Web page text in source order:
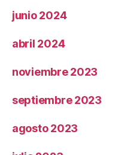
junio 2024
abril 2024
noviembre 2023
septiembre 2023
agosto 2023